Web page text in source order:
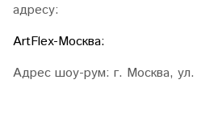
адресу:
ArtFlex-Москва:
Адрес шоу-рум: г. Москва, ул.